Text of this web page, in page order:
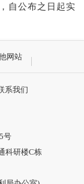
自公布之日起实
网站
系我们
号
科研楼C栋